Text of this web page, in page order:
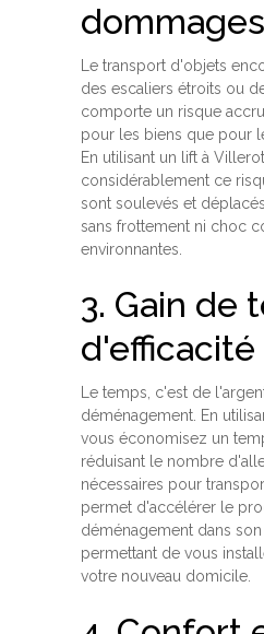
dommages
Le transport d'objets
des escaliers étroits ou
comporte un risque
pour les biens que pour
En utilisant un lift à
considérablement ce
sont soulevés et
sans frottement ni choc
environnantes.
3. Gain de
d'efficacité
Le temps, c'est de
déménagement. En
vous économisez un
réduisant le nombre
nécessaires pour
permet d'accélérer le
déménagement dans
permettant de vous
votre nouveau domicile.